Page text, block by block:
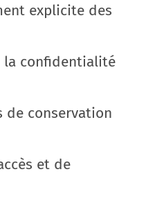
explicite des
la confidentialité
de conservation
et de